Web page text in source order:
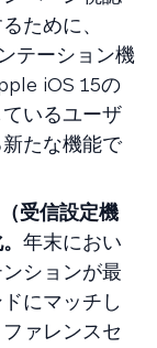
ために、
テーション機
iOS 15の
いるユーザ
たな機能で
受信設定機
年末におい
ションが最
にマッチし
ァレンスセ